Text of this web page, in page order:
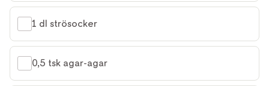
1 dl strösocker
0,5 tsk agar-agar